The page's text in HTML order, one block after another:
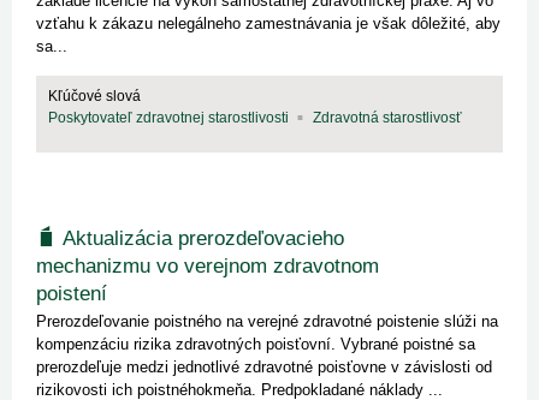
vzťahu k zákazu nelegálneho zamestnávania je však dôležité, aby
sa...
Kľúčové slová
Poskytovateľ zdravotnej starostlivosti
Zdravotná starostlivosť
Aktualizácia prerozdeľovacieho
mechanizmu vo verejnom zdravotnom
poistení
Prerozdeľovanie poistného na verejné zdravotné poistenie slúži na
kompenzáciu rizika zdravotných poisťovní. Vybrané poistné sa
prerozdeľuje medzi jednotlivé zdravotné poisťovne v závislosti od
rizikovosti ich poistnéhokmeňa. Predpokladané náklady ...